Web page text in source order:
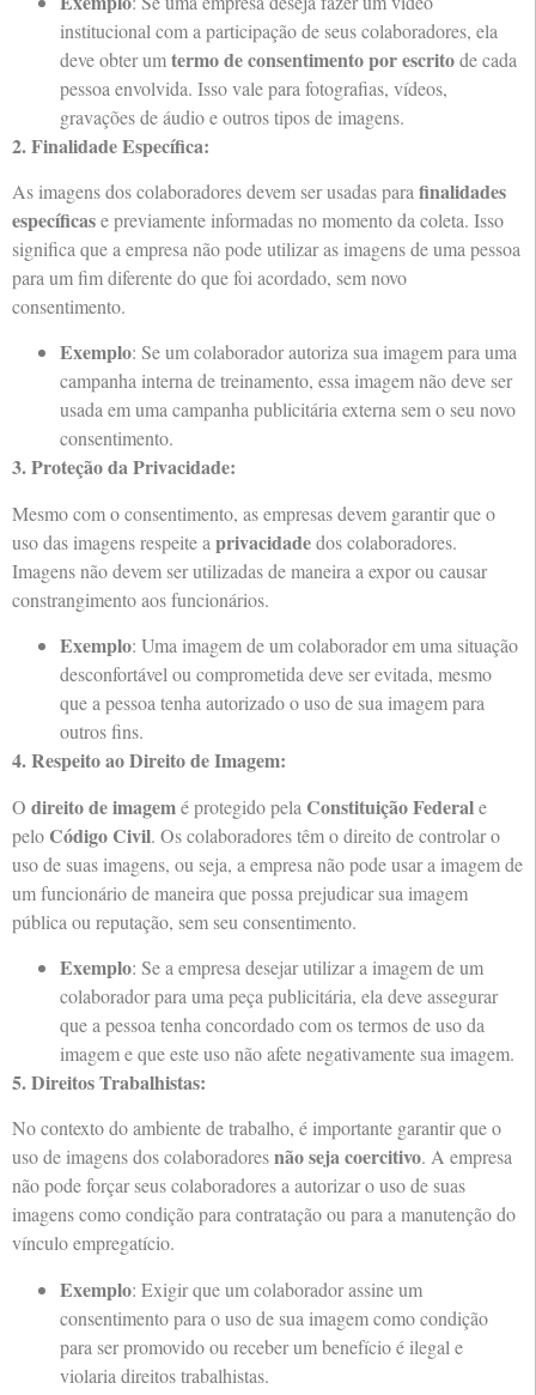
institucional com a participação de seus colaboradores, ela
deve obter umtermo de consentimento por escritode cada
pessoa envolvida. Isso vale para fotografias, vídeos,
gravações de áudio e outros tipos de imagens.
2. Finalidade Específica:
As imagens dos colaboradores devem ser usadas para finalidades
específicase previamente informadas no momento da coleta. Isso
significa que a empresa não pode utilizar as imagens de uma pessoa
para um fim diferente do que foi acordado, sem novo
consentimento.
Exemplo: Se um colaborador autoriza sua imagem para uma
campanha interna de treinamento, essa imagem não deve ser
usada em uma campanha publicitária externa sem o seu novo
consentimento.
3. Proteção da Privacidade:
Mesmo com o consentimento, as empresas devem garantir que o
uso das imagens respeite a privacidadedos colaboradores.
Imagens não devem ser utilizadas de maneira a expor ou causar
constrangimento aos funcionários.
Exemplo: Uma imagem de um colaborador em uma situação
desconfortável ou comprometida deve ser evitada, mesmo
que a pessoa tenha autorizado o uso de sua imagem para
outros fins.
4. Respeito ao Direito de Imagem:
O direito de imagemé protegido pela Constituição Federale
pelo Código Civil. Os colaboradores têm o direito de controlar o
uso de suas imagens, ou seja, a empresa não pode usar a imagem de
um funcionário de maneira que possa prejudicar sua imagem
pública ou reputação, sem seu consentimento.
Exemplo: Se a empresa desejar utilizar a imagem de um
colaborador para uma peça publicitária, ela deve assegurar
que a pessoa tenha concordado com os termos de uso da
imagem e que este uso não afete negativamente sua imagem.
5. Direitos Trabalhistas:
No contexto do ambiente de trabalho, é importante garantir que o
uso de imagens dos colaboradoresnão seja coercitivo. A empresa
não pode forçar seus colaboradores a autorizar o uso de suas
imagens como condição para contratação ou para a manutenção do
vínculo empregatício.
Exemplo: Exigir que um colaborador assine um
consentimento para o uso de sua imagem como condição
para ser promovido ou receber um benefício é ilegal e
violaria direitos trabalhistas.